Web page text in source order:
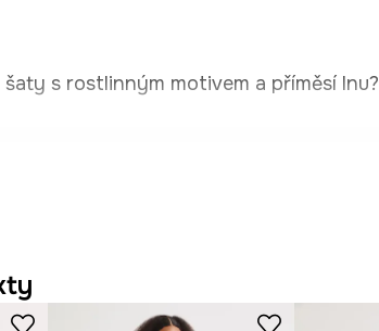
s rostlinným motivem a příměsí lnu?
příměsí lnu